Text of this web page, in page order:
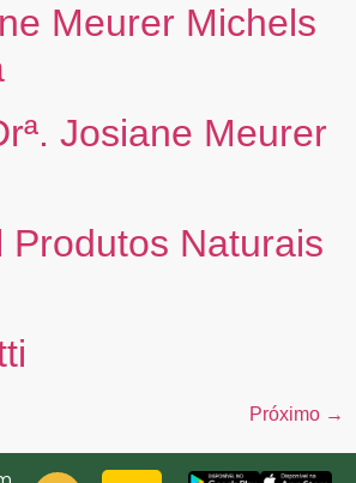
Meurer Michels
Josiane Meurer
Produtos Naturais
Próximo →